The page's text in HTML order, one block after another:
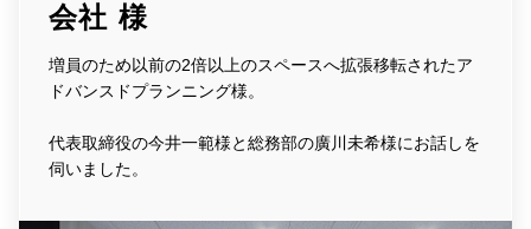
会社 様
増員のため以前の2倍以上のスペースへ拡張移転されたア
ドバンスドプランニング様。
代表取締役の今井一範様と総務部の廣川未希様にお話しを
伺いました。